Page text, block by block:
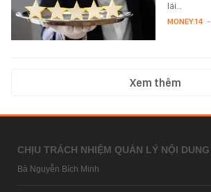
lái…
MONEY.14 -
Xem thêm
CHỊU TRÁCH NHIỆM QUẢN LÝ NỘI DUNG
Bà Nguyễn Bích Minh